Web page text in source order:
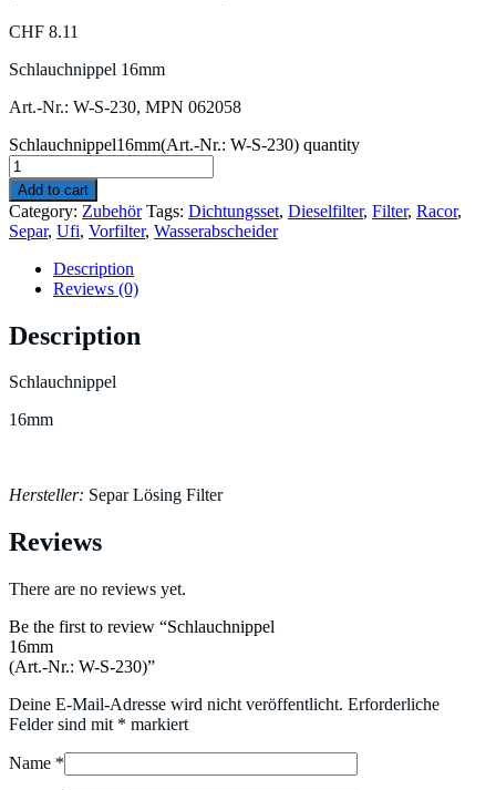
CHF 8.11
Schlauchnippel 16mm
Art.-Nr.: W-S-230, MPN 062058
Schlauchnippel16mm(Art.-Nr.: W-S-230) quantity
Add to cart
Category: Zubehör Tags: Dichtungsset, Dieselfilter, Filter, Racor,
Separ, Ufi, Vorfilter, Wasserabscheider
Description
Reviews (0)
Description
Schlauchnippel
16mm
Hersteller: Separ Lösing Filter
Reviews
There are no reviews yet.
Be the first to review “Schlauchnippel
16mm
(Art.-Nr.: W-S-230)”
Deine E-Mail-Adresse wird nicht veröffentlicht. Erforderliche
Felder sind mit * markiert
Name *